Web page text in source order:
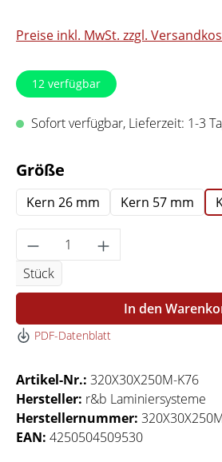
Preise inkl. MwSt. zzgl.
12 verfügbar
Sofort verfügbar, Lieferzeit: 1-3
Größe
Kern 26 mm Kern 57 mm
Produkt Anzahl: Gib
Stück
In den
PDF-Datenblatt
Artikel-Nr.: 320X30X250M-K76
Hersteller: r&b Laminiersysteme
Herstellernummer:
EAN: 4250504509530